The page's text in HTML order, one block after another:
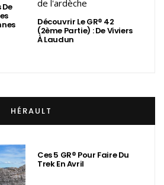
De
Découvrir Le GR® 42
(2ème Partie) : De Viviers
À Laudun
HÉRAULT
Ces 5 GR® Pour Faire Du
Trek En Avril